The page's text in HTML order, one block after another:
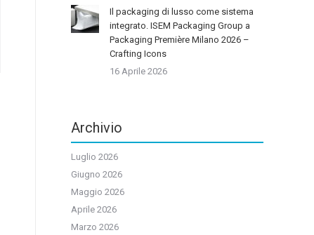
Il packaging di lusso come sistema
integrato. ISEM Packaging Group a
Packaging Première Milano 2026 –
Crafting Icons
16 Aprile 2026
Archivio
Luglio 2026
Giugno 2026
Maggio 2026
Aprile 2026
Marzo 2026